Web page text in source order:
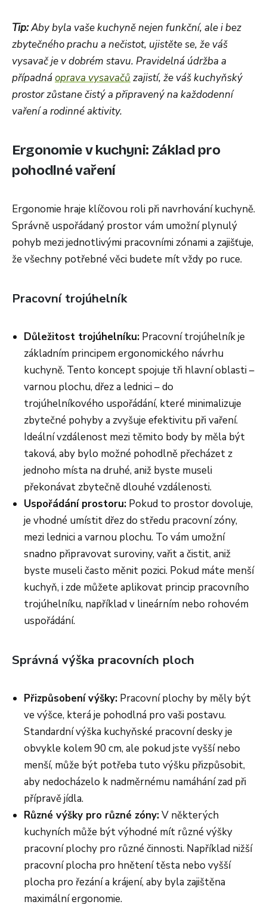
Tip:Aby byla vaše kuchyně nejen funkční, ale i bez
zbytečného prachu a nečistot, ujistěte se, že váš
vysavač je v dobrém stavu. Pravidelná údržba a
případnáoprava vysavačů zajistí, že váš kuchyňský
prostor zůstane čistý a připravený na každodenní
vaření a rodinné aktivity.
Ergonomie v kuchyni: Základ pro
pohodlné vaření
Ergonomie hraje klíčovou roli při navrhování kuchyně.
Správně uspořádaný prostor vám umožní plynulý
pohyb mezi jednotlivými pracovními zónami a zajišťuje,
že všechny potřebné věci budete mít vždy po ruce.
Pracovní trojúhelník
Důležitost trojúhelníku: Pracovní trojúhelník je
základním principem ergonomického návrhu
kuchyně. Tento koncept spojuje tři hlavní oblasti –
varnou plochu, dřez a lednici – do
trojúhelníkového uspořádání, které minimalizuje
zbytečné pohyby a zvyšuje efektivitu při vaření.
Ideální vzdálenost mezi těmito body by měla být
taková, aby bylo možné pohodlně přecházet z
jednoho místa na druhé, aniž byste museli
překonávat zbytečně dlouhé vzdálenosti.
Uspořádání prostoru: Pokud to prostor dovoluje,
je vhodné umístit dřez do středu pracovní zóny,
mezi lednici a varnou plochu. To vám umožní
snadno připravovat suroviny, vařit a čistit, aniž
byste museli často měnit pozici. Pokud máte menší
kuchyň, i zde můžete aplikovat princip pracovního
trojúhelníku, například v lineárním nebo rohovém
uspořádání.
Správná výška pracovních ploch
Přizpůsobení výšky: Pracovní plochy by měly být
ve výšce, která je pohodlná pro vaši postavu.
Standardní výška kuchyňské pracovní desky je
obvykle kolem 90 cm, ale pokud jste vyšší nebo
menší, může být potřeba tuto výšku přizpůsobit,
aby nedocházelo k nadměrnému namáhání zad při
přípravě jídla.
Různé výšky pro různé zóny:V některých
kuchyních může být výhodné mít různé výšky
pracovní plochy pro různé činnosti. Například nižší
pracovní plocha pro hnětení těsta nebo vyšší
plocha pro řezání a krájení, aby byla zajištěna
maximální ergonomie.